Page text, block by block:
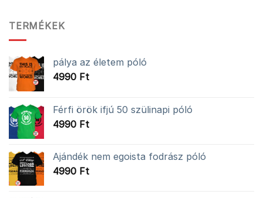
TERMÉKEK
pálya az életem póló
4990 Ft
Férfi örök ifjú 50 szülinapi póló
4990 Ft
Ajándék nem egoista fodrász póló
4990 Ft